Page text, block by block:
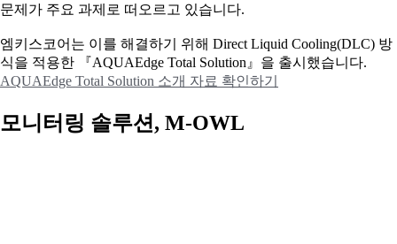
문제가 주요 과제로 떠오르고 있습니다.
엠키스코어는 이를 해결하기 위해 Direct Liquid Cooling(DLC) 방
식을 적용한 『AQUAEdge Total Solution』을 출시했습니다.
AQUAEdge Total Solution 소개 자료 확인하기
모니터링 솔루션, M-OWL